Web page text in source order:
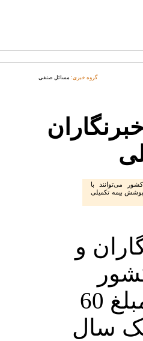
گروه خبری: مسائل صنفی
می‌توانند با
پوشش بیمه تکمیلی
و
می‌توانند با پرداخت مبلغ 60
سال